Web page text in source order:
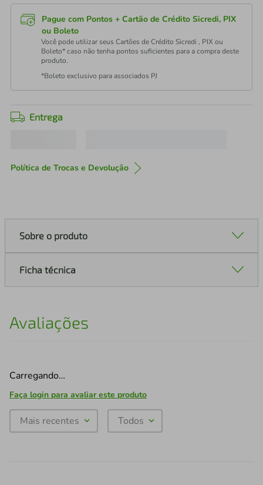
Pague com Pontos + Cartão de Crédito Sicredi, PIX
ou Boleto
Você pode utilizar seus Cartões de Crédito Sicredi , PIX ou
Boleto* caso não tenha pontos suficientes para a compra deste
produto.
*Boleto exclusivo para associados PJ
Entrega
Política de Trocas e Devolução
Sobre o produto
Ficha técnica
Avaliações
Carregando…
Faça login para avaliar este produto
Mais recentes Todos